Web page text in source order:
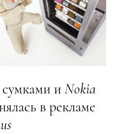
и Nokia
в рекламе